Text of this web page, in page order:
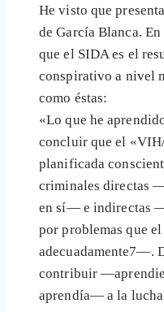
He visto que
de García Blanca.
que el SIDA es el
conspirativo a nivel
como éstas:
«Lo que he
concluir que el
planificada
criminales directas
en sí— e indirectas
por problemas que
adecuadamente7—.
contribuir
aprendía— a la